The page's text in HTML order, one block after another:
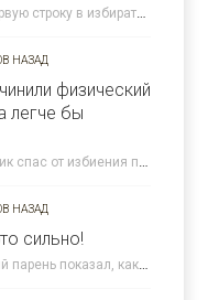
«ЕР» получила первую строку в избирательном бюллетене на выборах в Госдуму » 46ТВ Курское Интернет Телевидение
НАЗАД
физический
легче бы
Курский священник спас от избиения переодетого бабушкой ВСУшника » 46ТВ Курское Интернет Телевидение
НАЗАД
сильно!
В Курске 25-летний парень показал, как нанес смертельный удар юноше » 46ТВ Курское Интернет Телевидение